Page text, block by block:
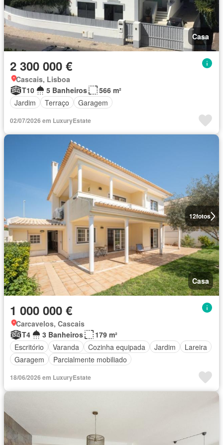
Casa
2 300 000 €
Cascais, Lisboa
T10
5 Banheiros
566 m²
Jardim
Terraço Garagem
02/07/2026 em LuxuryEstate
12fotos
Casa
1 000 000 €
Carcavelos, Cascais
T4
3 Banheiros
179 m²
Escritório
Varanda Cozinha equipada Jardim
Lareira
Garagem
Parcialmente mobiliado
18/06/2026 em LuxuryEstate